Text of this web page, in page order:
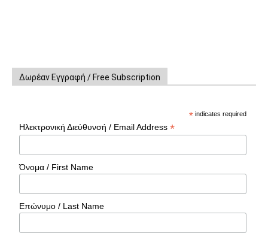
Δωρέαν Εγγραφή / Free Subscription
* indicates required
Ηλεκτρονική Διεύθυνσή / Email Address*
Όνομα / First Name
Επώνυμο / Last Name